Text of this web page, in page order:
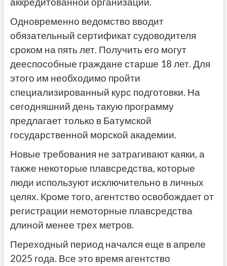
Одновременно ведомство вводит
обязательный сертификат судоводителя
сроком на пять лет. Получить его могут
дееспособные граждане старше 18 лет. Для
этого им необходимо пройти
специализированный курс подготовки. На
сегодняшний день такую программу
предлагает только в Батумской
государственной морской академии.
Новые требования не затрагивают каяки, а
также некоторые плавсредства, которые
люди используют исключительно в личных
целях. Кроме того, агентство освобождает от
регистрации немоторные плавсредства
длиной менее трех метров.
Переходный период начался еще в апреле
2025 года. Все это время агентство